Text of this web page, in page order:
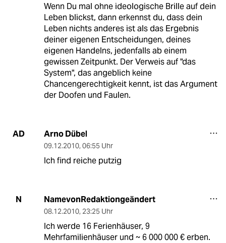
Wenn Du mal ohne ideologische Brille auf dein
Leben blickst, dann erkennst du, dass dein
Leben nichts anderes ist als das Ergebnis
deiner eigenen Entscheidungen, deines
eigenen Handelns, jedenfalls ab einem
gewissen Zeitpunkt. Der Verweis auf "das
System", das angeblich keine
Chancengerechtigkeit kennt, ist das Argument
der Doofen und Faulen.
AD Arno Dübel
09.12.2010, 06:55 Uhr
Ich find reiche putzig
N NamevonRedaktiongeändert
08.12.2010, 23:25 Uhr
Ich werde 16 Ferienhäuser, 9
Mehrfamilienhäuser und ~ 6 000 000 € erben.